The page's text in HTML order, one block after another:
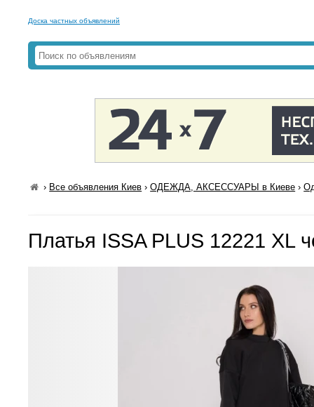
Доска частных объявлений
› Все объявления Киев ›ОДЕЖДА, АКСЕССУАРЫ в Киеве ›
Платья ISSA PLUS 12221 XL